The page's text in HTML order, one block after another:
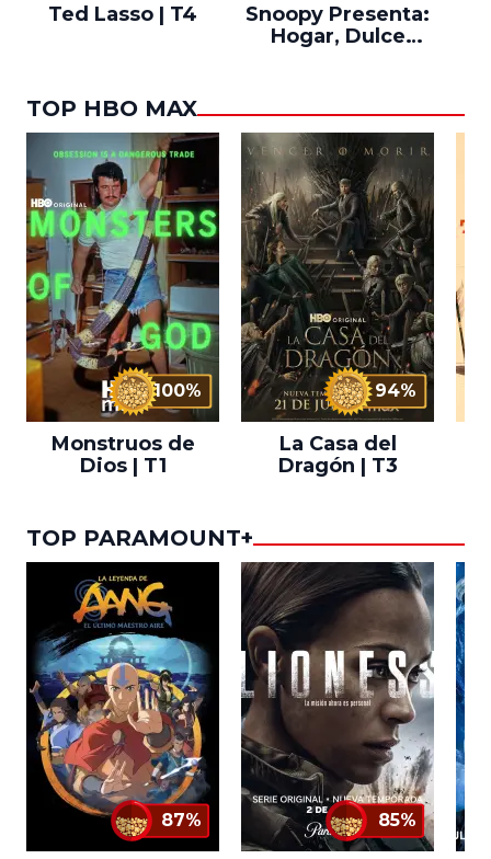
Ted Lasso | T4
Snoopy Presenta:
Hogar, Dulce
TOP HBO MAX
100%
Monstruos de
Dios | T1
94%
La Casa del
Dragón | T3
TOP PARAMOUNT+
87% 85%